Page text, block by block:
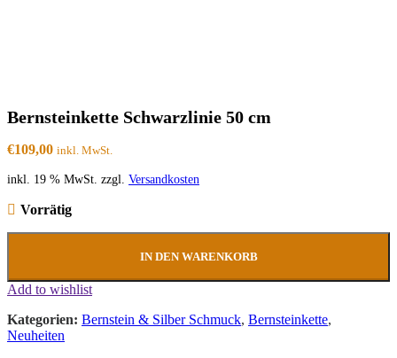
Bernsteinkette Schwarzlinie 50 cm
€109,00 inkl. MwSt.
inkl. 19 % MwSt. zzgl. Versandkosten
Vorrätig
IN DEN WARENKORB
Add to wishlist
Kategorien: Bernstein & Silber Schmuck, Bernsteinkette,
Neuheiten